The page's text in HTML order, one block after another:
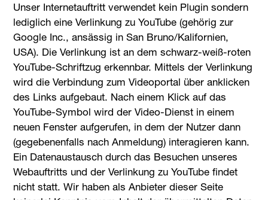
Unser Internetauftritt verwendet kein Plugin sondern
lediglich eine Verlinkung zu YouTube (gehörig zur
Google Inc., ansässig in San Bruno/Kalifornien,
USA). Die Verlinkung ist an dem schwarz-weiß-roten
YouTube-Schriftzug erkennbar. Mittels der Verlinkung
wird die Verbindung zum Videoportal über anklicken
des Links aufgebaut. Nach einem Klick auf das
YouTube-Symbol wird der Video-Dienst in einem
neuen Fenster aufgerufen, in dem der Nutzer dann
(gegebenenfalls nach Anmeldung) interagieren kann.
Ein Datenaustausch durch das Besuchen unseres
Webauftritts und der Verlinkung zu YouTube findet
nicht statt. Wir haben als Anbieter dieser Seite